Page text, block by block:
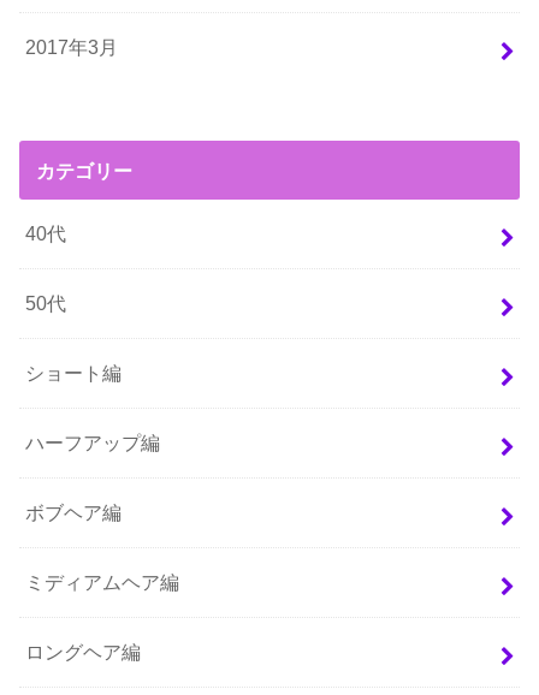
2017年3月
カテゴリー
40代
50代
ショート編
ハーフアップ編
ボブヘア編
ミディアムヘア編
ロングヘア編